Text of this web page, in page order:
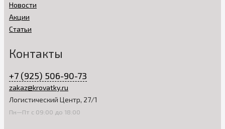
Новости
Акции
Статьи
Контакты
+7 (925) 506-90-73
zakaz@krovatky.ru
Логистический Центр, 27/1
Пн—Пт с 09:00 до 18:00